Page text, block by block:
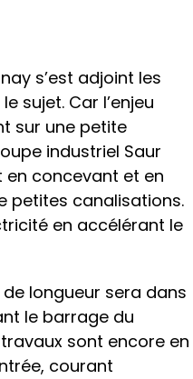
s’est adjoint les
sujet. Car l’enjeu
sur une petite
industriel Saur
en concevant et en
petites canalisations.
en accélérant le
longueur sera dans
le barrage du
travaux sont encore en
courant